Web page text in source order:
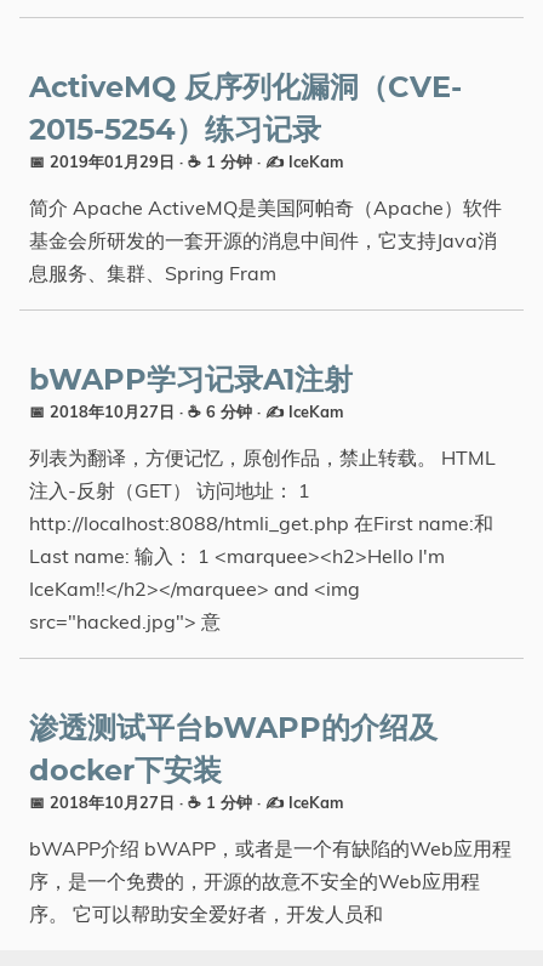
ActiveMQ 反序列化漏洞（CVE-
2015-5254）练习记录
📅 2019年01月29日 · ☕ 1 分钟 · ✍️ IceKam
简介 Apache ActiveMQ是美国阿帕奇（Apache）软件
基金会所研发的一套开源的消息中间件，它支持Java消
息服务、集群、Spring Fram
bWAPP学习记录A1注射
📅 2018年10月27日 · ☕ 6 分钟 · ✍️ IceKam
列表为翻译，方便记忆，原创作品，禁止转载。 HTML
注入-反射（GET） 访问地址： 1
http://localhost:8088/htmli_get.php 在First name:和
Last name: 输入： 1 <marquee><h2>Hello I'm
IceKam!!</h2></marquee> and <img
src="hacked.jpg"> 意
渗透测试平台bWAPP的介绍及
docker下安装
📅 2018年10月27日 · ☕ 1 分钟 · ✍️ IceKam
bWAPP介绍 bWAPP，或者是一个有缺陷的Web应用程
序，是一个免费的，开源的故意不安全的Web应用程
序。 它可以帮助安全爱好者，开发人员和